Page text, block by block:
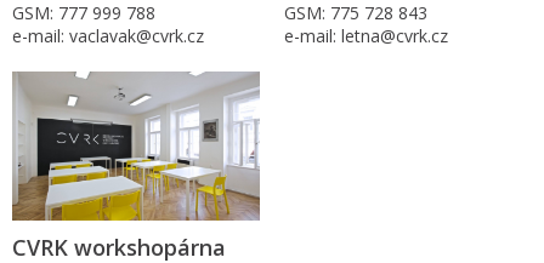
GSM: 777 999 788
e-mail: vaclavak@cvrk.cz
GSM: 775 728 843
e-mail: letna@cvrk.cz
CVRK workshopárna